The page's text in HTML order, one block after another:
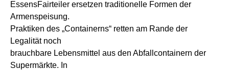
EssensFairteiler ersetzen traditionelle Formen der
Armenspeisung.
Praktiken des „Containerns“ retten am Rande der
Legalität noch
brauchbare Lebensmittel aus den Abfallcontainern der
Supermärkte. In